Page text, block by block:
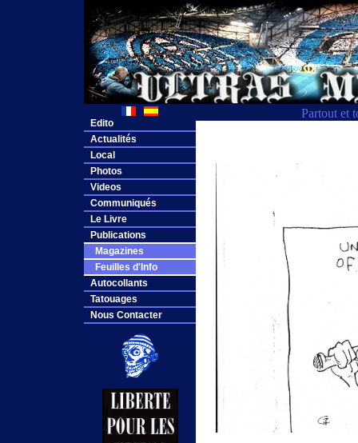
Partout et
Edito
Actualités
Local
Photos
Videos
Communiqués
Le Livre
Publications
Magazines
Feuilles d'Info
Autocollants
Tatouages
Nous Contacter